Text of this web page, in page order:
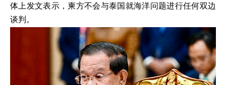
体上发文表示，柬方不会与泰国就海洋问题进行任何双边
谈判。